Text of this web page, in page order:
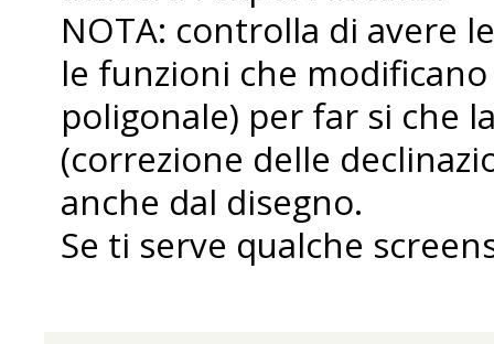
NOTA: controlla di avere
le funzioni che
poligonale) per far si che
(correzione delle
anche dal disegno.
Se ti serve qualche